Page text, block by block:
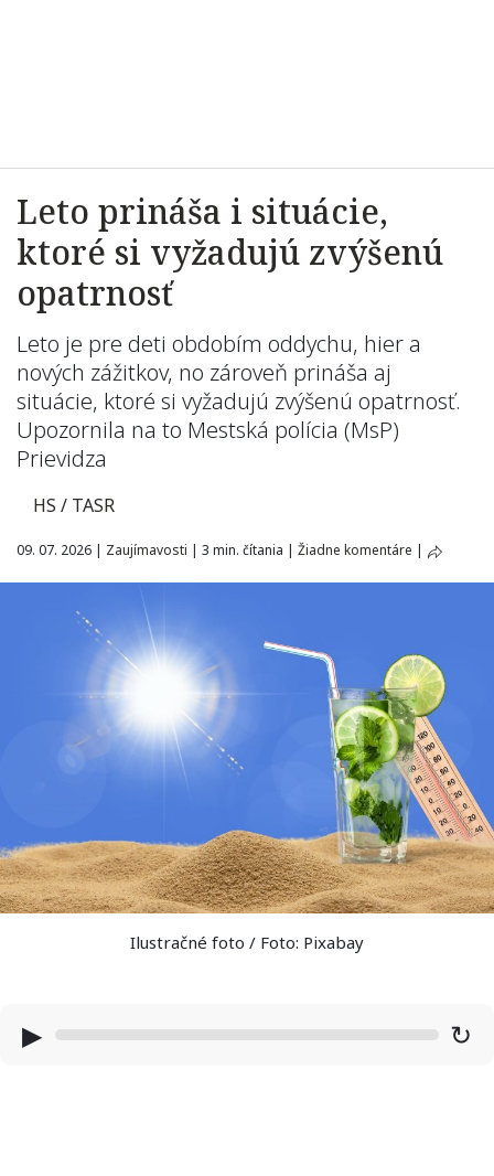
Leto prináša i situácie,
ktoré si vyžadujú zvýšenú
opatrnosť
Leto je pre deti obdobím oddychu, hier a
nových zážitkov, no zároveň prináša aj
situácie, ktoré si vyžadujú zvýšenú opatrnosť.
Upozornila na to Mestská polícia (MsP)
Prievidza
HS / TASR
09. 07. 2026 | Zaujímavosti | 3 min. čítania | Žiadne komentáre |
Ilustračné foto / Foto: Pixabay
▶ ↻